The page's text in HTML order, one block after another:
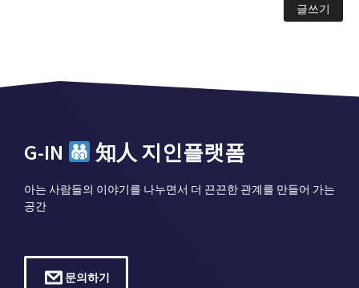
글쓰기
G-IN 知人 지인플랫폼
아는 사람들의 이야기를 나누면서 더 끈끈한 관계를 만들어 가는
공간
문의하기